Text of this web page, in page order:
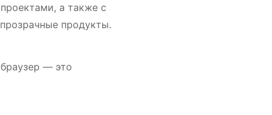
а также с
продукты.
— это